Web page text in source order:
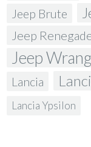
Jeep Brute
Jeep
Jeep
Lancia
Lancia Ypsilon